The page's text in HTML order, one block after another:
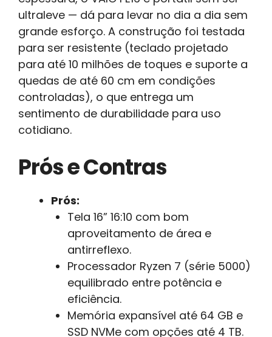
ultraleve — dá para levar no dia a dia sem
grande esforço. A construção foi testada
para ser resistente (teclado projetado
para até 10 milhões de toques e suporte a
quedas de até 60 cm em condições
controladas), o que entrega um
sentimento de durabilidade para uso
cotidiano.
Prós e Contras
Prós:
Tela 16” 16:10 com bom
aproveitamento de área e
antirreflexo.
Processador Ryzen 7 (série 5000)
equilibrado entre potência e
eficiência.
Memória expansível até 64 GB e
SSD NVMe com opções até 4 TB.